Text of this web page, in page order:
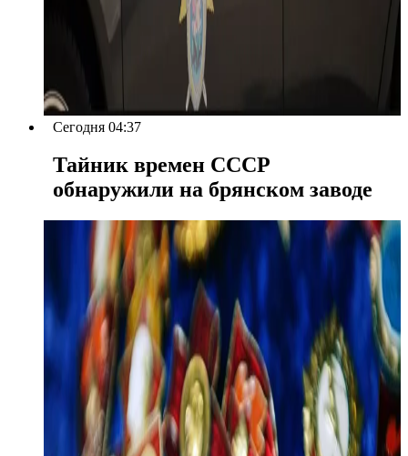
Сегодня 04:37
Тайник времен СССР
обнаружили на брянском заводе